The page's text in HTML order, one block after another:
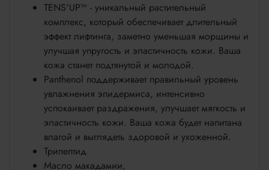
TENS'UP™ - уникальный растительный
комплекс, который обеспечивает длительный
эффект лифтинга, заметно уменьшая морщины и
улучшая упругость и эластичность кожи. Ваша
кожа станет подтянутой и молодой.
Panthenol поддерживает правильный уровень
увлажнения эпидермиса, интенсивно
успокаивает раздражения, улучшает мягкость и
эластичность кожи. Ваша кожа будет напитана
влагой и выглядеть здоровой и ухоженной.
Трипептид
Масло макадамии,